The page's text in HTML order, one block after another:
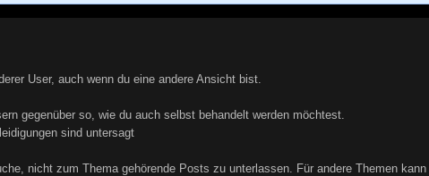
User, auch wenn du eine andere Ansicht bist.
gegenüber so, wie du auch selbst behandelt werden möchtest.
sind untersagt
nicht zum Thema gehörende Posts zu unterlassen. Für andere Themen